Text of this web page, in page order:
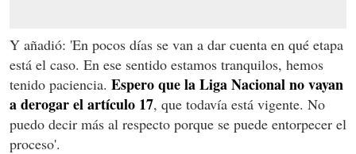
Y añadió: 'En pocos días se van a dar cuenta en qué etapa
está el caso. En ese sentido estamos tranquilos, hemos
tenido paciencia. Espero que la Liga Nacional no vayan
a derogar el artículo 17, que todavía está vigente. No
puedo decir más al respecto porque se puede entorpecer el
proceso'.